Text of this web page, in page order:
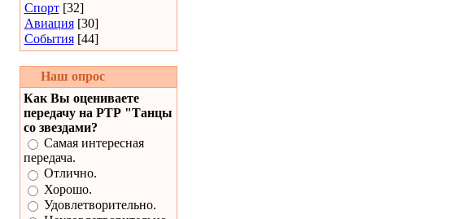
Спорт [32]
Авиация [30]
События [44]
Наш опрос
Как Вы оцениваете
передачу на РТР "Танцы
со звездами?
Самая интересная
передача.
Отлично.
Хорошо.
Удовлетворительно.